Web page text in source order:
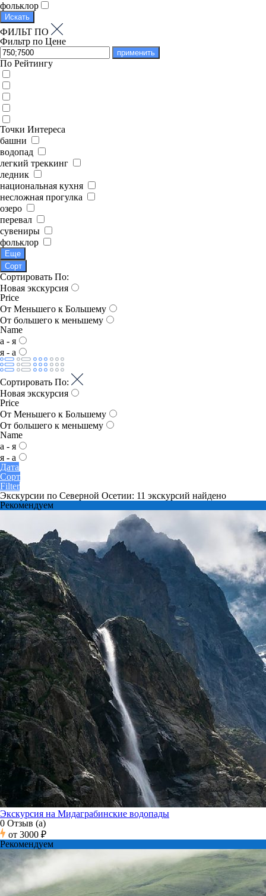
фольклор
Искать
ФИЛЬТ ПО
Фильтр по Цене
применить
По Рейтингу
Точки Интереса
башни
водопад
легкий треккинг
ледник
национальная кухня
несложная прогулка
озеро
перевал
сувениры
фольклор
Еще
Сорт
Сортировать По:
Новая экскурсия
Price
От Меньшего к Большему
От большего к меньшему
Name
а - я
я - а
Сортировать По:
Новая экскурсия
Price
От Меньшего к Большему
От большего к меньшему
Name
а - я
я - а
Дата
Сорт
Filter
Экскурсии по Северной Осетии: 11 экскурсий найдено
Рекомендуем
Экскурсия на Мидаграбинские водопады
0 Отзыв (а)
от 3000 ₽
Рекомендуем